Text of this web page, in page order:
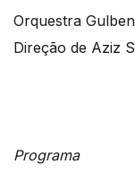
Orquestra
Direção de Aziz
Programa